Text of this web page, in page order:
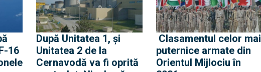
16
După Unitatea 1, și
Unitatea 2 de la
Cernavodă va fi oprită
Clasamentul celor mai
puternice armate din
Orientul Mijlociu în